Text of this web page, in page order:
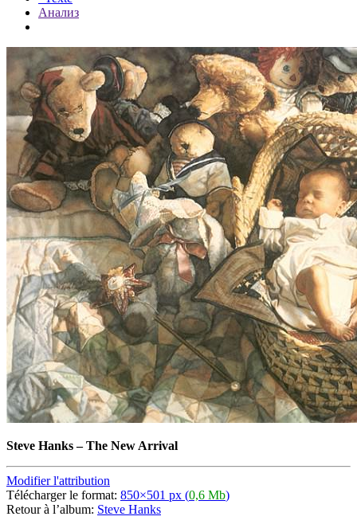
Анализ
Steve Hanks–The New Arrival
Modifier l'attribution
Télécharger le format: 850×501 px (0,6 Mb)
Retour à l’album: Steve Hanks